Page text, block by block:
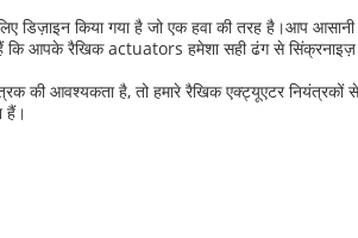
डिज़ाइन किया गया है जो एक हवा की तरह है।आप
आपके रैखिक actuators हमेशा सही ढंग से सिंक्रनाइज़
की आवश्यकता है, तो हमारे रैखिक एक्ट्यूएटर
हैं।